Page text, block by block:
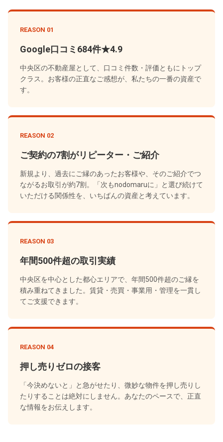
REASON 01
Google口コミ684件★4.9
中央区の不動産屋として、口コミ件数・評価ともにトップ
クラス。お客様の正直なご感想が、私たちの一番の資産で
す。
REASON 02
ご契約の7割がリピーター・ご紹介
新規より、過去にご縁のあったお客様や、そのご紹介でつ
ながるお取引が約7割。「次もnodomaruに」と選び続けて
いただける関係性を、いちばんの資産と考えています。
REASON 03
年間500件超の取引実績
中央区を中心とした都心エリアで、年間500件超のご縁を
積み重ねてきました。賃貸・売買・事業用・管理を一貫し
てご支援できます。
REASON 04
押し売りゼロの接客
「今決めないと」と急がせたり、微妙な物件を押し売りし
たりすることは絶対にしません。あなたのペースで、正直
な情報をお伝えします。